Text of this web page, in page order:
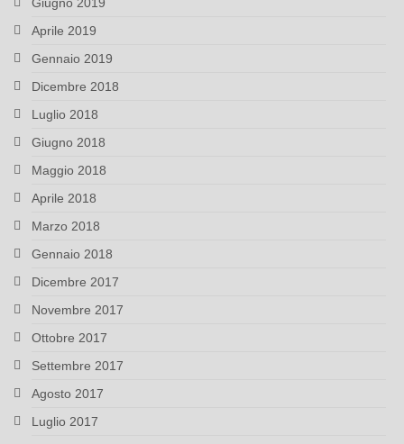
Aprile 2019
Gennaio 2019
Dicembre 2018
Luglio 2018
Giugno 2018
Maggio 2018
Aprile 2018
Marzo 2018
Gennaio 2018
Dicembre 2017
Novembre 2017
Ottobre 2017
Settembre 2017
Agosto 2017
Luglio 2017